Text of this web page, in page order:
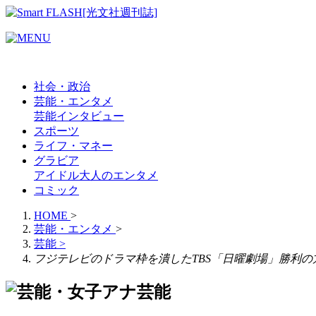
社会・政治
芸能・エンタメ
芸能インタビュー
スポーツ
ライフ・マネー
グラビア
アイドル大人のエンタメ
コミック
HOME >
芸能・エンタメ >
芸能 >
フジテレビのドラマ枠を潰したTBS「日曜劇場」勝利の
芸能